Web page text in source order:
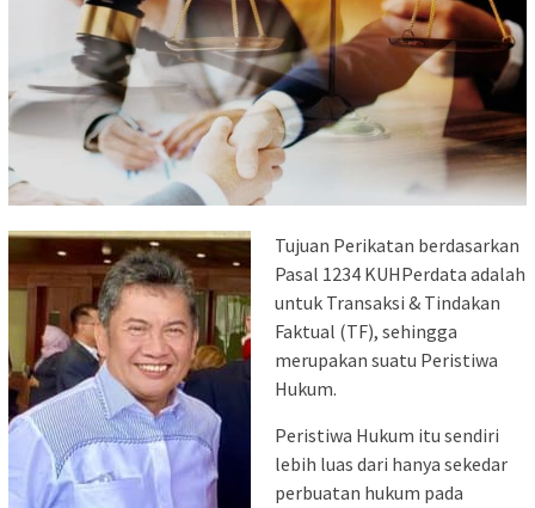
Tujuan Perikatan berdasarkan
Pasal 1234 KUHPerdata adalah
untuk Transaksi & Tindakan
Faktual (TF), sehingga
merupakan suatu Peristiwa
Hukum.
Peristiwa Hukum itu sendiri
lebih luas dari hanya sekedar
perbuatan hukum pada